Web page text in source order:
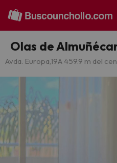
Olas de
Avda. Europa,19A 459.9 m del